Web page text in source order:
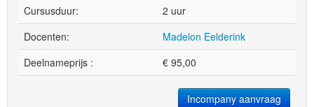
Contact
Cursusduur:
2 uur
Docenten:
Madelon Eelderink
Deelnameprijs :
€ 95,00
Incompany aanvraag